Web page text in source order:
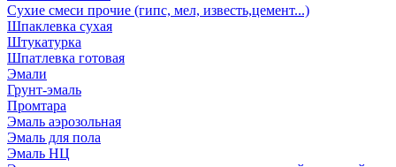
Сухие смеси прочие (гипс, мел, известь,цемент...)
Шпаклевка сухая
Штукатурка
Шпатлевка готовая
Эмали
Грунт-эмаль
Промтара
Эмаль аэрозольная
Эмаль для пола
Эмаль НЦ